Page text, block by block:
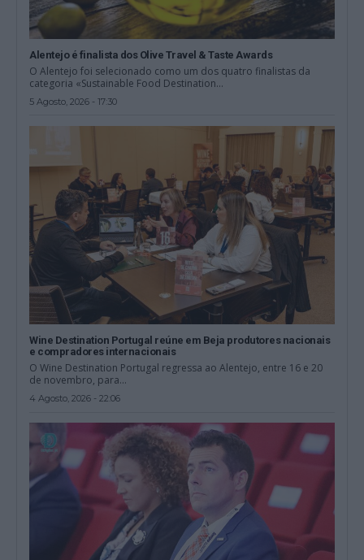
Alentejo é finalista dos Olive Travel & Taste Awards
O Alentejo foi selecionado como um dos quatro finalistas da
categoria «Sustainable Food Destination...
5 Agosto, 2026 - 17:30
Wine Destination Portugal reúne em Beja produtores nacionais
e compradores internacionais
O Wine Destination Portugal regressa ao Alentejo, entre 16 e 20
de novembro, para...
4 Agosto, 2026 - 22:06